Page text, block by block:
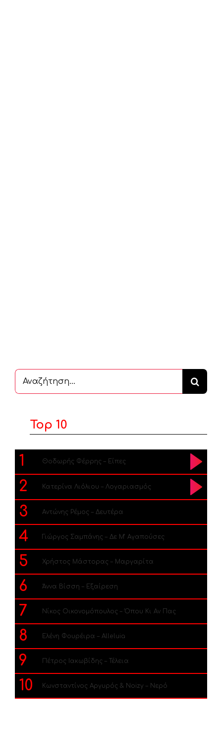
Αναζήτηση
...
Top 10
1 Θοδωρής Φέρρης – Είπες
2 Κατερίνα Λιόλιου – Λογαριασμός
3 Αντώνης Ρέμος – Δευτέρα
4 Γιώργος Σαμπάνης – Δε Μ’ Αγαπούσες
5 Χρήστος Μάστορας – Μαργαρίτα
6 Άννα Βίσση – Εξαίρεση
7 Νίκος Οικονομόπουλος – Όπου Κι Αν Πας
8 Ελένη Φουρέιρα – Alleluia
9 Πέτρος Ιακωβίδης – Τέλεια
10 Κωνσταντίνος Αργυρός & Noizy – Νερό